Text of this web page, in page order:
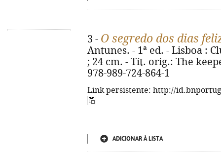
3 - O segredo dos dias
Antunes. - 1ª ed. - Lisboa :
; 24 cm. - Tít. orig.: The
978-989-724-864-1
Link persistente: http://
ADICIONAR À LISTA